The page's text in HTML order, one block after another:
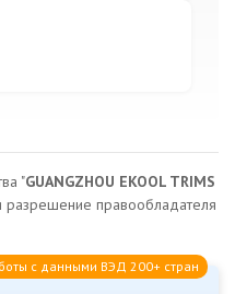
"GUANGZHOU EKOOL TRIMS
разрешение правообладателя
с данными ВЭД 200+ стран